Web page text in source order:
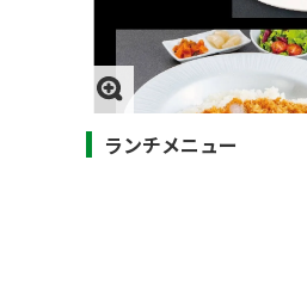
ランチメニュー